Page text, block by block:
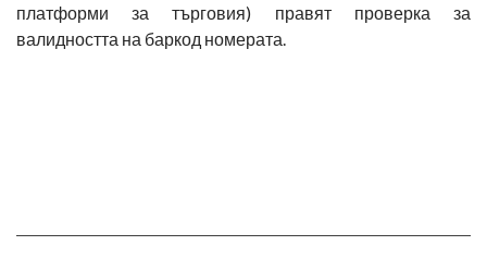
платформи за търговия) правят проверка за
валидността на баркод номерата.